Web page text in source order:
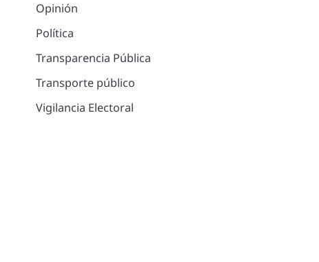
Opinión
Política
Transparencia Pública
Transporte público
Vigilancia Electoral